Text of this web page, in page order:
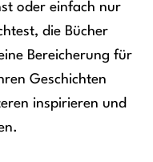
oder einfach nur
die Bücher
Bereicherung für
Geschichten
inspirieren und